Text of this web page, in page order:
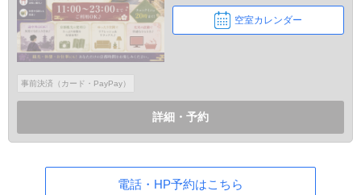
空室カレンダー
事前決済（カード・PayPay）
詳細・予約
電話・HP予約はこちら